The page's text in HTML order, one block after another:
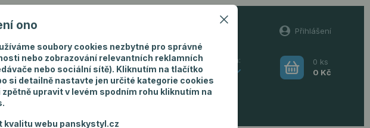
+420 731 292 460 Přihlášení
Hledat
0 ks
0 Kč
ono
soubory cookies nezbytné pro správné
nebo zobrazování relevantních reklamních
nebo sociální sítě). Kliknutím na tlačítko
si detailně nastavte jen určité kategorie cookies
upravit v levém spodním rohu kliknutím na
kvalitu webu panskystyl.cz